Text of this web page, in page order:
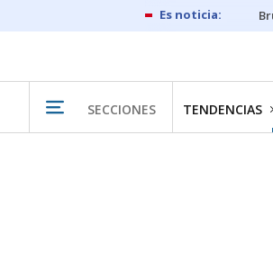
SECCIONES TENDENCIAS